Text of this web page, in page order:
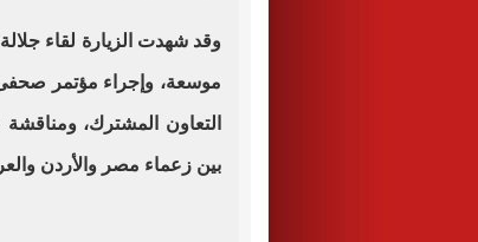
وقد شهدت الزيارة لقاء
موسعة، وإجراء مؤتمر
التعاون المشترك،
بين زعماء مصر والأردن